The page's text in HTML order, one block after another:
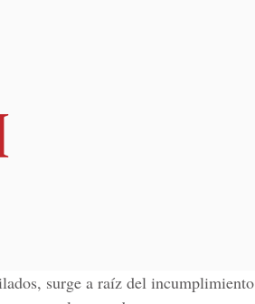
surge a raíz del incumplimiento